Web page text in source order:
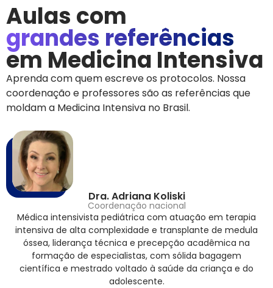
Aulas com
grandes referências
em Medicina Intensiva
Aprenda com quem escreve os protocolos. Nossa
coordenação e professores são as referências que
moldam a Medicina Intensiva no Brasil.
Dra. Adriana Koliski
Coordenação nacional
Médica intensivista pediátrica com atuação em terapia
intensiva de alta complexidade e transplante de medula
óssea, liderança técnica e precepção acadêmica na
formação de especialistas, com sólida bagagem
científica e mestrado voltado à saúde da criança e do
adolescente.